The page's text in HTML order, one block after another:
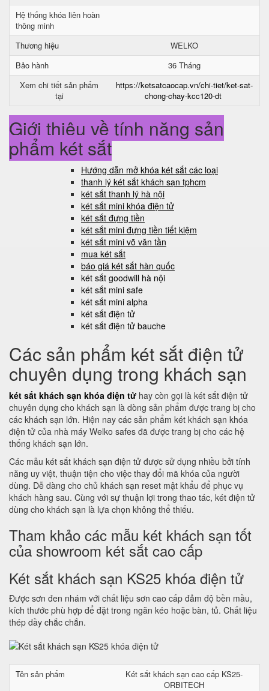
Hệ thống khóa liên hoàn
thông minh
Thương hiệu
WELKO
Bảo hành
36 Tháng
Xem chi tiết sản phẩm
tại
https://ketsatcaocap.vn/chi-tiet/ket-sat-
chong-chay-kcc120-dt
Giới thiệu về tính năng sản
phẩm két sắt
Hướng dẫn mở khóa két sắt các loại
thanh lý két sắt khách sạn tphcm
két sắt thanh lý hà nội
két sắt mini khóa điện tử
két sắt đựng tiền
két sắt mini đựng tiền tiết kiệm
két sắt mini võ văn tần
mua két sắt
báo giá két sắt hàn quốc
két sắt goodwill hà nội
két sắt mini safe
két sắt mini alpha
két sắt điện tử
két sắt điện tử bauche
Các sản phẩm két sắt điện tử
chuyên dụng trong khách sạn
két sắt khách sạn khóa điện tử hay còn gọi là két sắt điện tử
chuyên dụng cho khách sạn là dòng sản phẩm được trang bị cho
các khách sạn lớn. Hiện nay các sản phẩm két khách sạn khóa
điện tử của nhà máy Welko safes đã được trang bị cho các hệ
thống khách sạn lớn.
Các mẫu két sắt khách sạn điện tử được sử dụng nhiều bởi tính
năng uy việt, thuận tiện cho việc thay đổi mã khóa của người
dùng. Dễ dàng cho chủ khách sạn reset mật khẩu để phục vụ
khách hàng sau. Cùng với sự thuận lợi trong thao tác, két điện tử
dùng cho khách sạn là lựa chọn không thể thiếu.
Tham khảo các mẫu két khách sạn tốt
của showroom két sắt cao cấp
Két sắt khách sạn KS25 khóa điện tử
Được sơn đen nhám với chất liệu sơn cao cấp đảm độ bền mầu,
kích thước phù hợp để đặt trong ngăn kéo hoặc bàn, tủ. Chất liệu
thép dầy chắc chắn.
Tên sản phẩm
Két sắt khách sạn cao cấp KS25-
ORBITECH